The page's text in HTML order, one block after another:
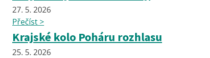
27. 5. 2026
Přečíst >
Krajské kolo Poháru rozhlasu
25. 5. 2026